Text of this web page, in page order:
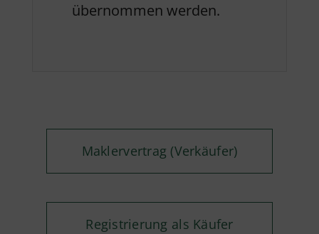
übernommen werden.
Maklervertrag (Verkäufer)
Registrierung als Käufer